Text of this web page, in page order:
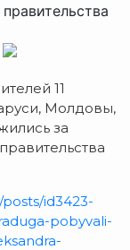
11
Молдовы,
за
id3423-
pobyvali-